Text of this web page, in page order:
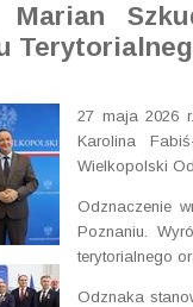
Marian
27 maja 2026
Karolina
Wielkopolski
Odznaczenie
Poznaniu.
terytorialnego
Odznaka